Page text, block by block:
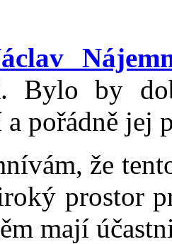
Bylo by
pořádně jej
že
prostor
mají